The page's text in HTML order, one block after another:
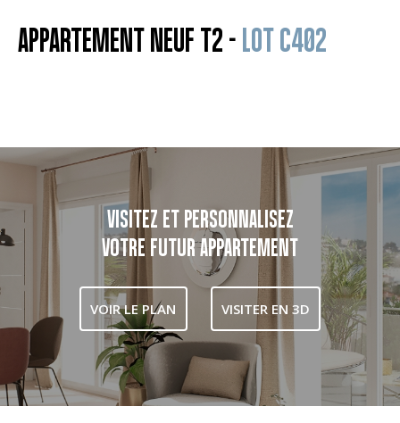
APPARTEMENT NEUF T2 - LOT C402
VISITEZ ET PERSONNALISEZ
VOTRE FUTUR APPARTEMENT
VOIR LE PLAN VISITER EN 3D